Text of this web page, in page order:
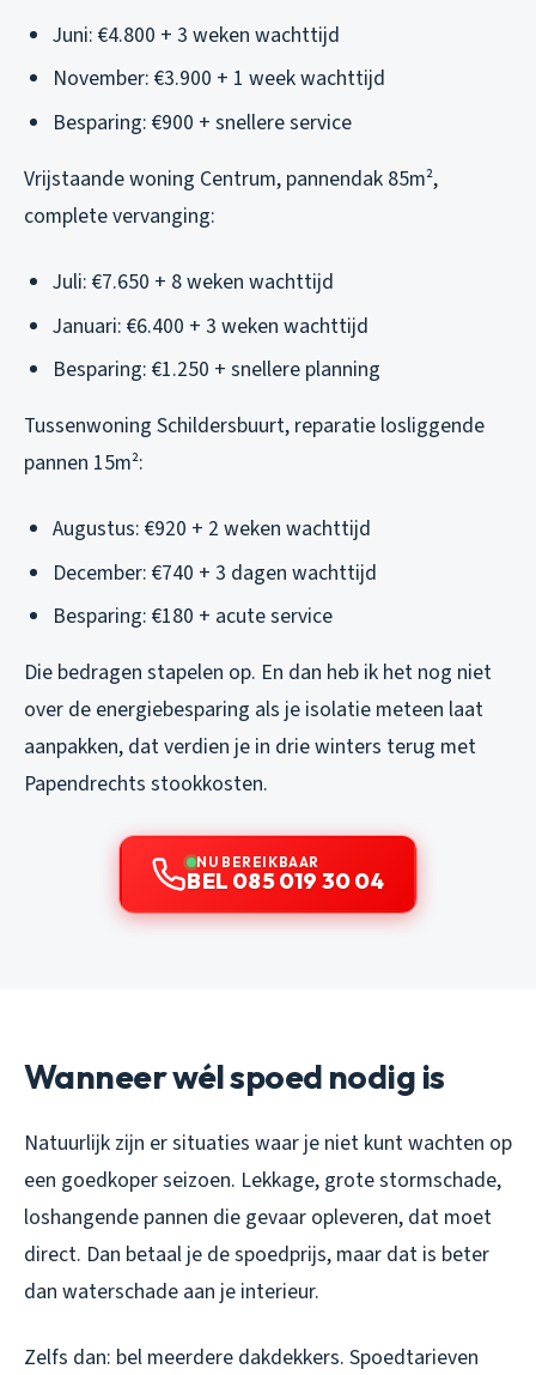
Juni: €4.800 + 3 weken wachttijd
November: €3.900 + 1 week wachttijd
Besparing: €900 + snellere service
Vrijstaande woning Centrum, pannendak 85m²,
complete vervanging:
Juli: €7.650 + 8 weken wachttijd
Januari: €6.400 + 3 weken wachttijd
Besparing: €1.250 + snellere planning
Tussenwoning Schildersbuurt, reparatie losliggende
pannen 15m²:
Augustus: €920 + 2 weken wachttijd
December: €740 + 3 dagen wachttijd
Besparing: €180 + acute service
Die bedragen stapelen op. En dan heb ik het nog niet
over de energiebesparing als je isolatie meteen laat
aanpakken, dat verdien je in drie winters terug met
Papendrechts stookkosten.
NU BEREIKBAAR
BEL 085 019 30 04
Wanneer wél spoed nodig is
Natuurlijk zijn er situaties waar je niet kunt wachten op
een goedkoper seizoen. Lekkage, grote stormschade,
loshangende pannen die gevaar opleveren, dat moet
direct. Dan betaal je de spoedprijs, maar dat is beter
dan waterschade aan je interieur.
Zelfs dan: bel meerdere dakdekkers. Spoedtarieven